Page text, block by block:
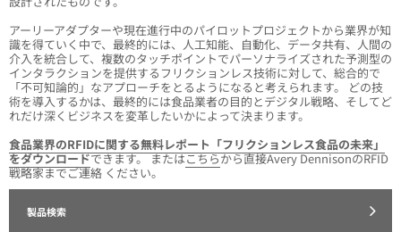
アーリーアダプターや現在進行中のパイロットプロジェクトから業界が知
識を得ていく中で、最終的には、人工知能、自動化、データ共有、人間の
介入を統合して、複数のタッチポイントでパーソナライズされた予測型の
インタラクションを提供するフリクションレス技術に対して、総合的で
「不可知論的」なアプローチをとるようになると考えられます。 どの技
術を導入するかは、最終的には食品業者の目的とデジタル戦略、そしてど
れだけ深くビジネスを変革したいかによって決まります。
食品業界のRFIDに関する無料レポート「フリクションレス食品の未来」
をダウンロードできます。 またはこちらから直接Avery DennisonのRFID
戦略家までご連絡 ください。
製品検索